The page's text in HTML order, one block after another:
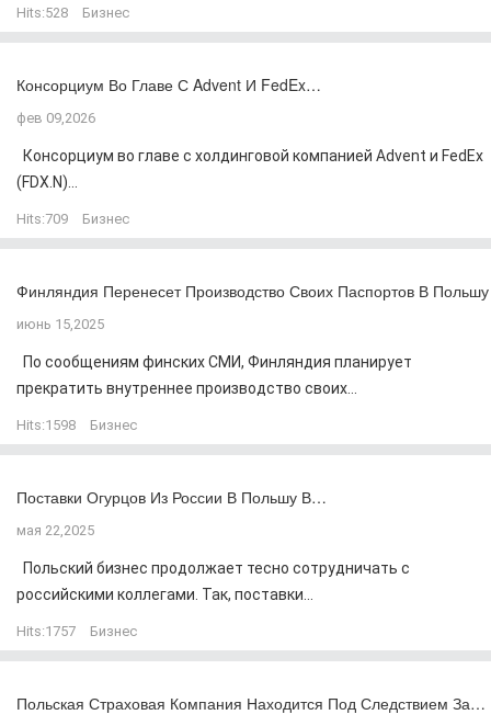
Hits:528 Бизнес
Консорциум Во Главе С Advent И FedEx…
фев 09,2026
Консорциум во главе с холдинговой компанией Advent и FedEx
(FDX.N)...
Hits:709 Бизнес
Финляндия Перенесет Производство Своих Паспортов В Польшу
июнь 15,2025
По сообщениям финских СМИ, Финляндия планирует
прекратить внутреннее производство своих...
Hits:1598 Бизнес
Поставки Огурцов Из России В Польшу В…
мая 22,2025
Польский бизнес продолжает тесно сотрудничать с
российскими коллегами. Так, поставки...
Hits:1757 Бизнес
Польская Страховая Компания Находится Под Следствием За…